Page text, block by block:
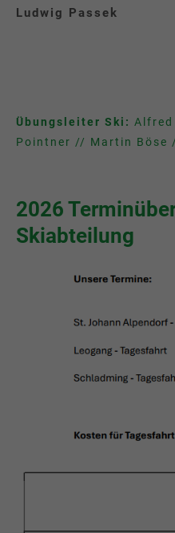
Ludwig Passek
Übungsleiter Ski:
Pointner // Martin Böse
2026
Skiabteilung